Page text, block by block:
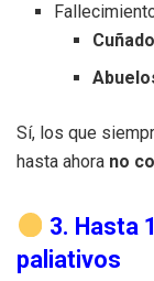
Sí, los que
hasta ahora no
3. Hasta
paliativos